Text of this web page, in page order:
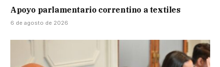
Apoyo parlamentario correntino a textiles
6 de agosto de 2026